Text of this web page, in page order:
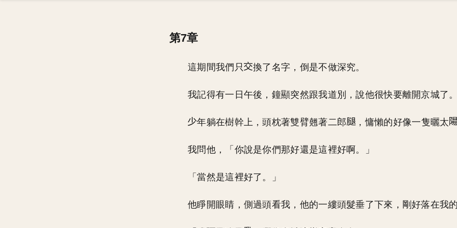
第7章
這期間我們只 換了名字，倒是不做深究。
我記得有一日午後，鐘顯突然跟我道別，說他很快要離開京城了。
年躺在樹幹上，頭枕著雙臂翹著二郎 ，慵懶的好像一隻曬太
我問他，「你說是你們那好還是這裡好啊。」
「當然是這裡好了。」
他睜開眼睛，側過頭看我，他的一縷頭髮垂了下來，剛好落在我的